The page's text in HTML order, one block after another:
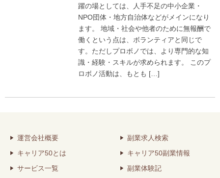
躍の場としては、人手不足の中小企業・
NPO団体・地方自治体などがメインになり
ます。 地域・社会や他者のために無報酬で
働くという点は、ボランティアと同じで
す。ただしプロボノでは、より専門的な知
識・経験・スキルが求められます。 このプ
ロボノ活動は、もとも […]
運営会社概要
キャリア50とは
サービス一覧
副業求人検索
キャリア50副業情報
副業体験記